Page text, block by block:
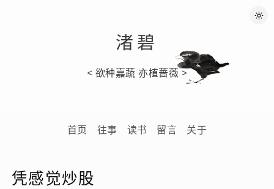
渚碧
< 欲种嘉蔬 亦植蔷薇 >
首页 往事 读书 留言 关于
凭感觉炒股